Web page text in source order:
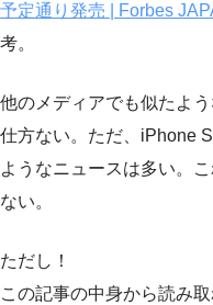
予定通り発売 | Forbes
考。
他のメディアでも似たよ
仕方ない。ただ、iPhone
ようなニュースは多い。
ない。
ただし！
この記事の中身から読み